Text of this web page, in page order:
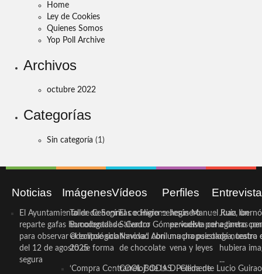
Home
Ley de Cookies
Quienes Somos
Yop Poll Archive
Archivos
octubre 2022
Categorías
Sin categoría (1)
Noticias
El Ayuntamiento de Cehegín
reparte gafas homologadas
para observar el eclipse solar
del 12 de agosto de forma
segura
Imágenes
Taller de Sonrisas e Higiene
Bucodental de ‘Centro
Odontológico Innova’. Abril
2025
‘Compra Contrarreloj’ de la
Vídeos
El cocinero ceheginero
Salvador Gómez vuelve por
Navidad con una propuesta
de chocolate
COOL BODAS. Pedida de
Perfiles
Jesús Manuel Ruiz, un
periodista ceheginero con
mucha psicología, teatro
vena y leyes
D. Clemente Lucio Guirao
Juan
a tantas
de nuestra
hubiera
...